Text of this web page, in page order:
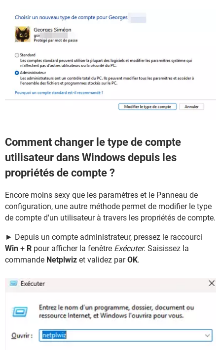
Comment changer le type de compte
utilisateur dans Windows depuis les
propriétés de compte ?
Encore moins sexy que les paramètres et le Panneau de
configuration, une autre méthode permet de modifier le type
de compte d'un utilisateur à travers les propriétés de compte.
► Depuis un compte administrateur, pressez le raccourci
Win + R pour afficher la fenêtre Exécuter. Saisissez la
commande Netplwiz et validez parOK.